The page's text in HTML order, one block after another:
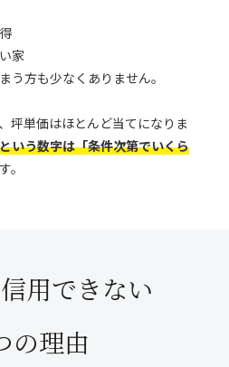
家
う方も少なくありません。
坪単価はほとんど当てになりま
いう数字は「条件次第でいくら
。
用できない
の理由